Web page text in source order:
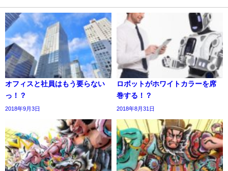
オフィスと社員はもう要らない
っ！？
2018年9月3日
ロボットがホワイトカラーを席
巻する！？
2018年8月31日